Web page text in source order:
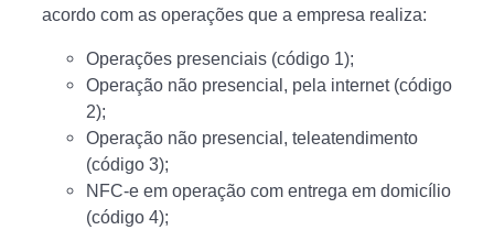
acordo com as operações que a empresa realiza:
Operações presenciais (código 1);
Operação não presencial, pela internet (código
2);
Operação não presencial, teleatendimento
(código 3);
NFC-e em operação com entrega em domicílio
(código 4);